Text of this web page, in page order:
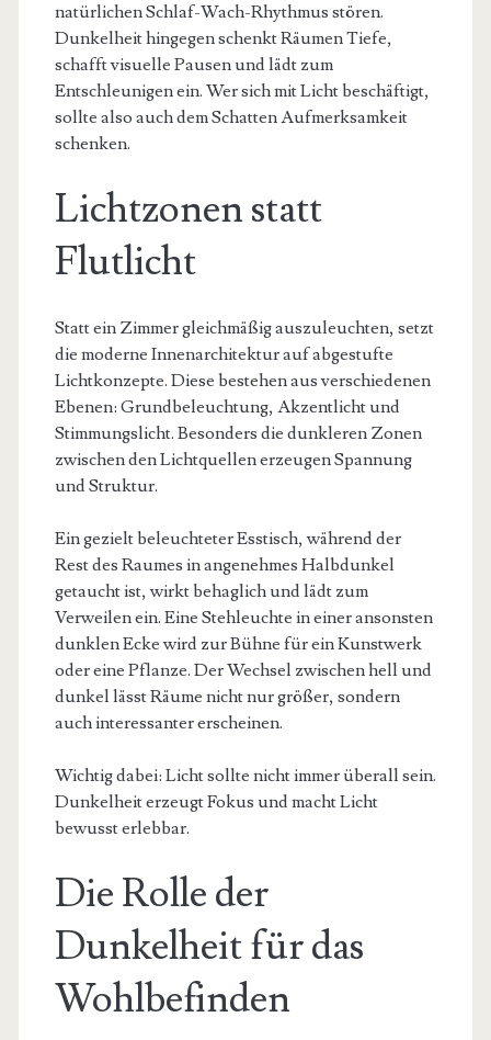
natürlichen Schlaf-Wach-Rhythmus stören.
Dunkelheit hingegen schenkt Räumen Tiefe,
schafft visuelle Pausen und lädt zum
Entschleunigen ein. Wer sich mit Licht beschäftigt,
sollte also auch dem Schatten Aufmerksamkeit
schenken.
Lichtzonen statt
Flutlicht
Statt ein Zimmer gleichmäßig auszuleuchten, setzt
die moderne Innenarchitektur auf abgestufte
Lichtkonzepte. Diese bestehen aus verschiedenen
Ebenen: Grundbeleuchtung, Akzentlicht und
Stimmungslicht. Besonders die dunkleren Zonen
zwischen den Lichtquellen erzeugen Spannung
und Struktur.
Ein gezielt beleuchteter Esstisch, während der
Rest des Raumes in angenehmes Halbdunkel
getaucht ist, wirkt behaglich und lädt zum
Verweilen ein. Eine Stehleuchte in einer ansonsten
dunklen Ecke wird zur Bühne für ein Kunstwerk
oder eine Pflanze. Der Wechsel zwischen hell und
dunkel lässt Räume nicht nur größer, sondern
auch interessanter erscheinen.
Wichtig dabei: Licht sollte nicht immer überall sein.
Dunkelheit erzeugt Fokus und macht Licht
bewusst erlebbar.
Die Rolle der
Dunkelheit für das
Wohlbefinden